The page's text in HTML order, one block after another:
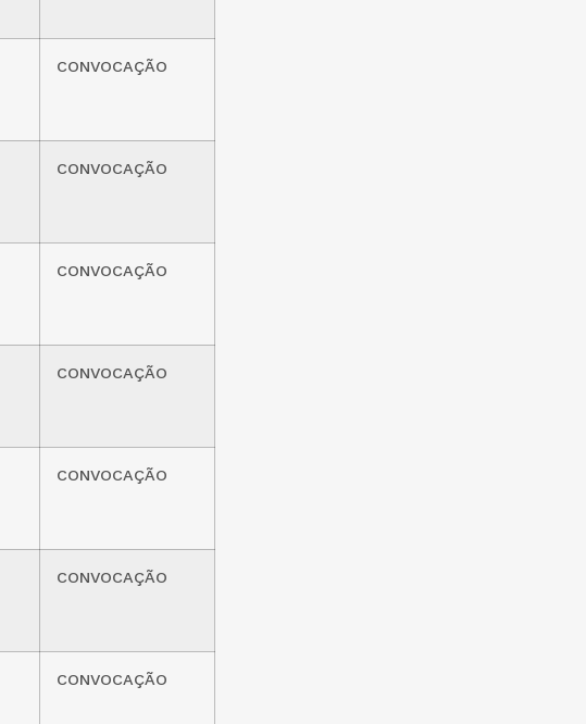
CONVOCAÇÃO
CONVOCAÇÃO
CONVOCAÇÃO
CONVOCAÇÃO
CONVOCAÇÃO
CONVOCAÇÃO
CONVOCAÇÃO